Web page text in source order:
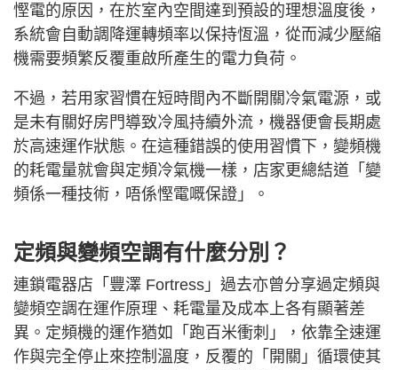
慳電的原因，在於室內空間達到預設的理想溫度後，
系統會自動調降運轉頻率以保持恆溫，從而減少壓縮
機需要頻繁反覆重啟所產生的電力負荷。
不過，若用家習慣在短時間內不斷開關冷氣電源，或
是未有關好房門導致冷風持續外流，機器便會長期處
於高速運作狀態。在這種錯誤的使用習慣下，變頻機
的耗電量就會與定頻冷氣機一樣，店家更總結道「變
頻係一種技術，唔係慳電嘅保證」。
定頻與變頻空調有什麼分別？
連鎖電器店「豐澤 Fortress」過去亦曾分享過定頻與
變頻空調在運作原理、耗電量及成本上各有顯著差
異。定頻機的運作猶如「跑百米衝刺」，依靠全速運
作與完全停止來控制溫度，反覆的「開關」循環使其